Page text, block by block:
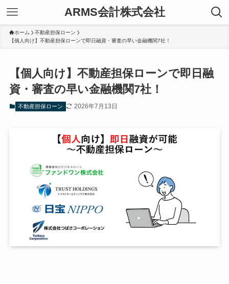
ARMS会計株式会社
ホーム
不動産担保ローン
【個人向け】不動産担保ローンで即日融資・審査の早い金融機関7社！
【個人向け】不動産担保ローンで即日融
資・審査の早い金融機関7社！
不動産担保ローン 2026年7月13日